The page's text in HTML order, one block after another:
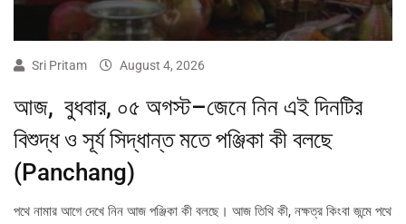
Sri Pritam August 4, 2026
আজ, বুধবার, ০৫ অগস্ট–জেনে নিন এই দিনটির
বিশুদ্ধ ও সূর্য সিদ্ধান্ত মতে পঞ্জিকা কী বলছে
(Panchang)
পথে নামার আগে দেখে নিন আজ পঞ্জিকা কী বলছে। আজ তিথি কী, নক্ষত্র কিংবা জন্মে পথে